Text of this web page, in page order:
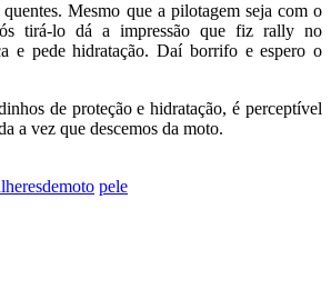
quentes. Mesmo que a pilotagem seja com o
tirá-lo dá a impressão que fiz rally no
e pede hidratação. Daí borrifo e espero o
de proteção e hidratação, é perceptível
a vez que descemos da moto.
pele